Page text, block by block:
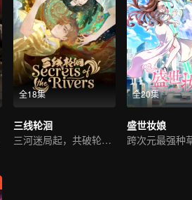
全18集
三线轮洄
三河迷局起，共破轮洄秘事
全20集
盛世妆娘
跨次元最强种